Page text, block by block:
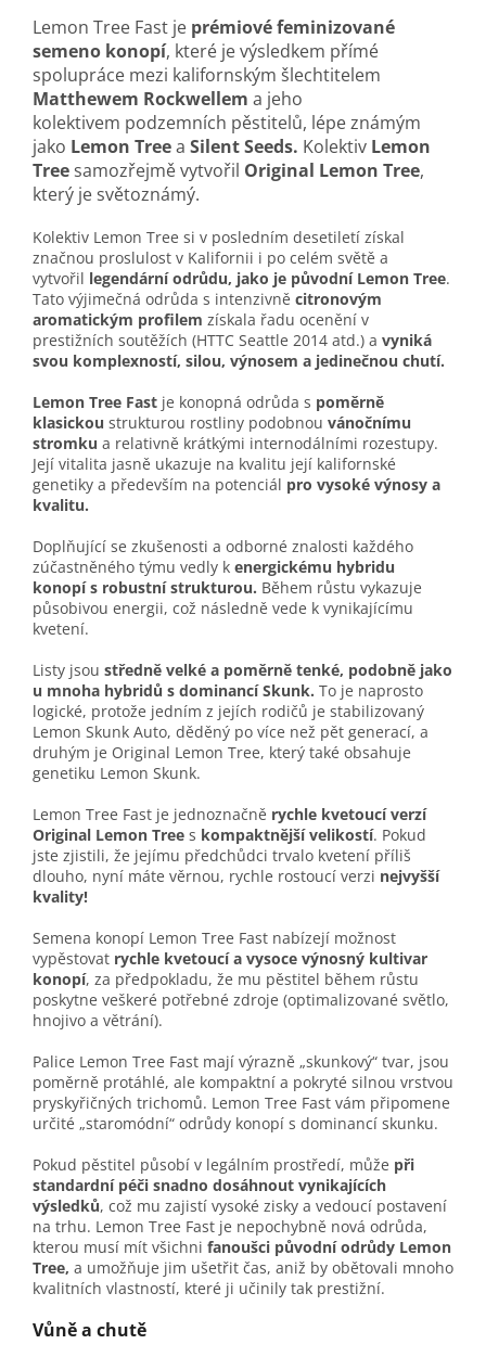
Lemon Tree Fast je prémiové feminizované
semeno konopí, které je výsledkem přímé
spolupráce mezi kalifornským šlechtitelem
Matthewem Rockwellem a jeho
kolektivem podzemních pěstitelů, lépe známým
jako Lemon Treea Silent Seeds. Kolektiv Lemon
Tree samozřejmě vytvořil Original Lemon Tree,
který je světoznámý.
Kolektiv Lemon Tree si v posledním desetiletí získal
značnou proslulost v Kalifornii i po celém světě a
vytvořil legendární odrůdu, jako je původní Lemon Tree.
Tato výjimečná odrůda s intenzivně citronovým
aromatickým profilem získala řadu ocenění v
prestižních soutěžích (HTTC Seattle 2014 atd.) a vyniká
svou komplexností, silou, výnosem a jedinečnou chutí.
Lemon Tree Fast je konopná odrůda s poměrně
klasickou strukturou rostliny podobnou vánočnímu
stromku a relativně krátkými internodálními rozestupy.
Její vitalita jasně ukazuje na kvalitu její kalifornské
genetiky a především na potenciál pro vysoké výnosy a
kvalitu.
Doplňující se zkušenosti a odborné znalosti každého
zúčastněného týmu vedly k energickému hybridu
konopís robustní strukturou. Během růstu vykazuje
působivou energii, což následně vede k vynikajícímu
kvetení.
Listy jsou středně velké a poměrně tenké, podobně jako
u mnoha hybridů s dominancí Skunk. To je naprosto
logické, protože jedním z jejích rodičů je stabilizovaný
Lemon Skunk Auto, děděný po více než pět generací, a
druhým je Original Lemon Tree, který také obsahuje
genetiku Lemon Skunk.
Lemon Tree Fast je jednoznačně rychle kvetoucí verzí
Original Lemon Tree s kompaktnější velikostí. Pokud
jste zjistili, že jejímu předchůdci trvalo kvetení příliš
dlouho, nyní máte věrnou, rychle rostoucí verzi nejvyšší
kvality!
Semena konopí Lemon Tree Fast nabízejí možnost
vypěstovat rychle kvetoucí a vysoce výnosný kultivar
konopí, za předpokladu, že mu pěstitel během růstu
poskytne veškeré potřebné zdroje (optimalizované světlo,
hnojivo a větrání).
Palice Lemon Tree Fast mají výrazně „skunkový“ tvar, jsou
poměrně protáhlé, ale kompaktní a pokryté silnou vrstvou
pryskyřičných trichomů. Lemon Tree Fast vám připomene
určité „staromódní“ odrůdy konopí s dominancí skunku.
Pokud pěstitel působí v legálním prostředí, může při
standardní péči snadno dosáhnout vynikajících
výsledků, což mu zajistí vysoké zisky a vedoucí postavení
na trhu. Lemon Tree Fast je nepochybně nová odrůda,
kterou musí mít všichni fanoušci původní odrůdy Lemon
Tree, a umožňuje jim ušetřit čas, aniž by obětovali mnoho
kvalitních vlastností, které ji učinily tak prestižní.
Vůně a chutě